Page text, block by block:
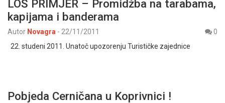
LOŠ PRIMJER – Promidžba na tarabama,
kapijama i banderama
Autor Novagra - 22/11/2011
0
22. studeni 2011. Unatoč upozorenju Turističke zajednice
Pobjeda Cerničana u Koprivnici !